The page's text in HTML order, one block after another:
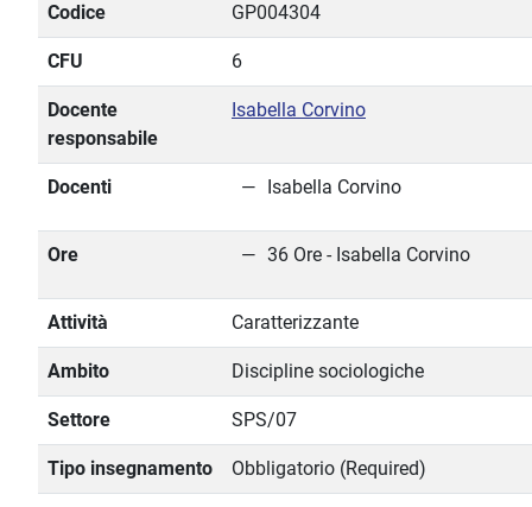
Codice GP004304
CFU 6
Docente
responsabile
Isabella Corvino
Docenti Isabella Corvino
Ore 36 Ore - Isabella Corvino
Attività Caratterizzante
Ambito Discipline sociologiche
Settore SPS/07
Tipo insegnamento Obbligatorio (Required)